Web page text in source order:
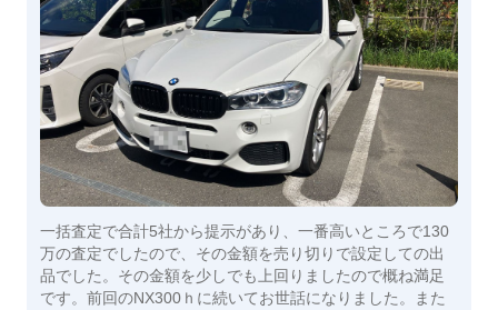
一括査定で合計5社から提示があり、一番高いところで130
万の査定でしたので、その金額を売り切りで設定しての出
品でした。その金額を少しでも上回りましたので概ね満足
です。前回のNX300ｈに続いてお世話になりました。また